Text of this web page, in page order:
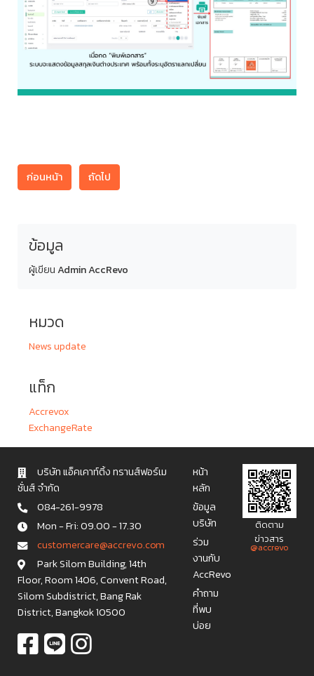
ก่อนหน้า ถัดไป
ข้อมูล
ผู้เขียนAdmin AccRevo
หมวด
News update
แท็ก
Accrevox
ExchangeRate
บริษัท แอ็คเคาท์ติ้ง ทรานส์ฟอร์เม
ชั่นส์ จำกัด
084-261-9978
Mon - Fri: 09.00 - 17.30
c u s t o m e r c a r e @ a c c r e v o . c o m
Park Silom Building, 14th
Floor, Room 1406, Convent Road,
Silom Subdistrict, Bang Rak
District, Bangkok 10500
หน้า
หลัก
ข้อมูล
บริษัท
ร่วม
งานกับ
AccRevo
คำถาม
ที่พบ
บ่อย
ติดตาม
ข่าวสาร
@accrevo